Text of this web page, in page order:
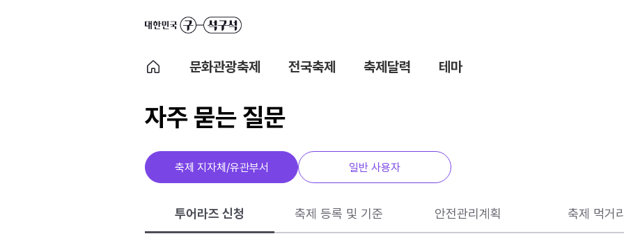
문화관광축제 전국축제 축제달력 테마
자주 묻는 질문
축제 지자체/유관부서 일반 사용자
투어라즈 신청 축제 등록 및 기준 안전관리계획 축제 먹거리